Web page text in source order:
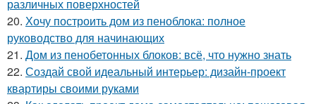
различных поверхностей
20. Хочу построить дом из пеноблока: полное
руководство для начинающих
21. Дом из пенобетонных блоков: всё, что нужно знать
22. Создай свой идеальный интерьер: дизайн-проект
квартиры своими руками